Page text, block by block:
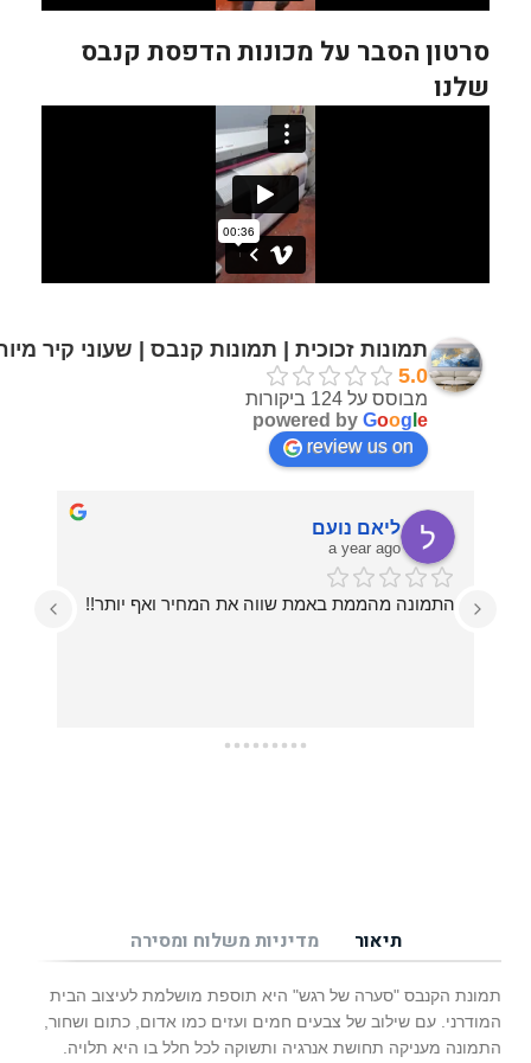
סרטון הסבר על מכונות הדפסת קנבס
שלנו
תמונות זכוכית | תמונות קנבס | שעוני קיר
5.0
מבוסס על 124 ביקורות
powered by Goog e
review us on
ליאם נועם
a year ago
התמונה מהממת באמת שווה את המחיר ואף יותר!!
תיאור מדיניות משלוח ומסירה
תמונת הקנבס "סערה של רגש" היא תוספת מושלמת לעיצוב הבית
המודרני. עם שילוב של צבעים חמים ועזים כמו אדום, כתום ושחור,
התמונה מעניקה תחושת אנרגיה ותשוקה לכל חלל בו היא תלויה.